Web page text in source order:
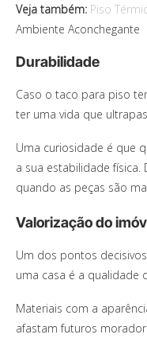
Veja também: Piso
Ambiente Aconchegante
Durabilidade
Caso o taco para piso
ter uma vida que
Uma curiosidade é que
a sua estabilidade
quando as peças são
Valorização do
Um dos pontos
uma casa é a qualidade
Materiais com a
afastam futuros